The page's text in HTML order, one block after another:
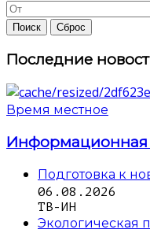
Последние
Время местное
Информационная
Подготовка к
06.08.2026
ТВ-ИН
Экологическая